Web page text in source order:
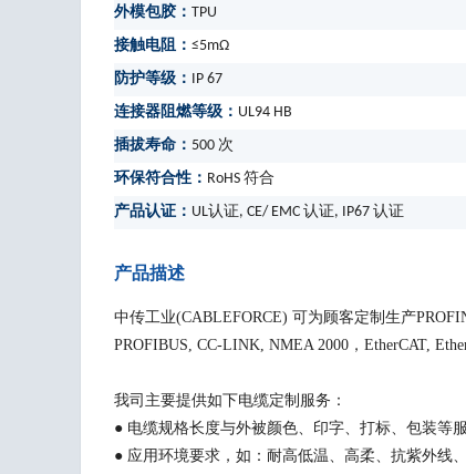
外模包胶： TPU
接触电阻： ≤5mΩ
防护等级： IP 67
连接器阻燃等级： UL94 HB
插拔寿命： 500 次
环保符合性： RoHS 符合
产品认证： UL认证, CE/ EMC 认证, IP67 认证
产品描述
中传工业(CABLEFORCE) 可为顾客定制生产
PROFIBUS, CC-LINK, NMEA 2000，EtherCAT,
我司主要提供如下电缆定制服务：
● 电缆规格长度与外被颜色、印字、打标、包装等服
● 应用环境要求，如：耐高低温、高柔、抗紫外线